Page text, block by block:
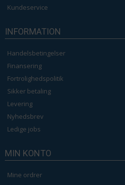
Kundeservice
INFORMATION
Handelsbetingelser
Finansering
Fortrolighedspolitik
Sikker betaling
Levering
Nyhedsbrev
Ledige jobs
MIN KONTO
Mine ordrer